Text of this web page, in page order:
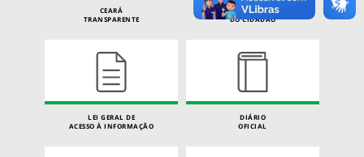
CEARÁ
TRANSPARENTE
CARTA DE SERVIÇOS
DO CIDADÃO
LEI GERAL DE
ACESSO À INFORMAÇÃO
DIÁRIO
OFICIAL